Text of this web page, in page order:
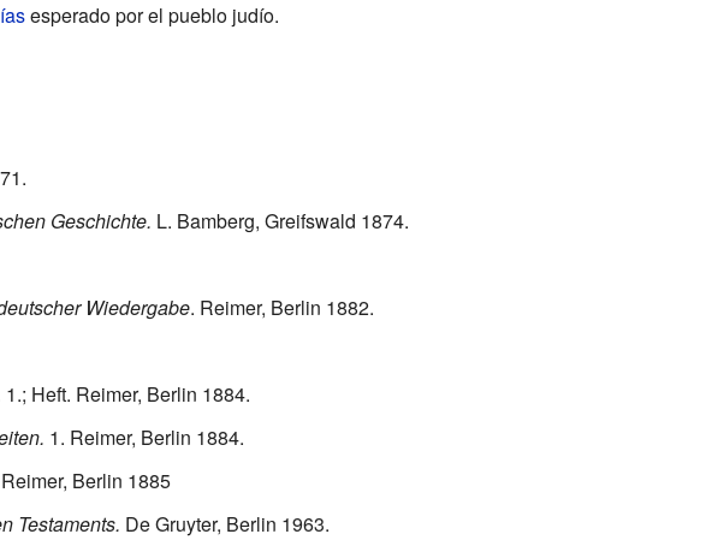
esperado por el pueblo judío.
Geschichte. L. Bamberg, Greifswald 1874.
Wiedergabe. Reimer, Berlin 1882.
1.; Heft. Reimer, Berlin 1884.
1. Reimer, Berlin 1884.
Berlin 1885
Testaments. De Gruyter, Berlin 1963.